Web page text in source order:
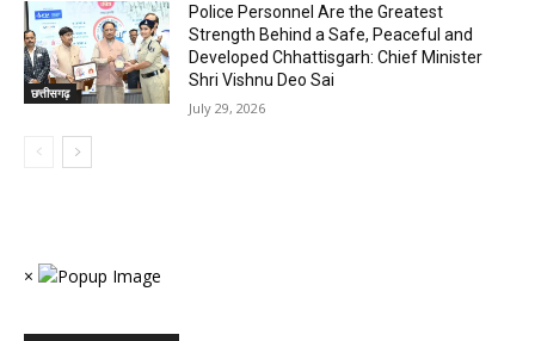
छत्तीसगढ़
Police Personnel Are the Greatest
Strength Behind a Safe, Peaceful and
Developed Chhattisgarh: Chief Minister
Shri Vishnu Deo Sai
July 29, 2026
×